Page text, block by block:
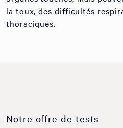
la toux, des difficultés
thoraciques.
Notre offre de tests